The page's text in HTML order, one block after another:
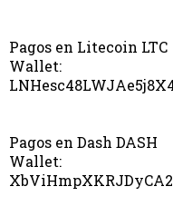
Pagos en Litecoin LTC
Wallet:
Pagos en Dash DASH
Wallet: